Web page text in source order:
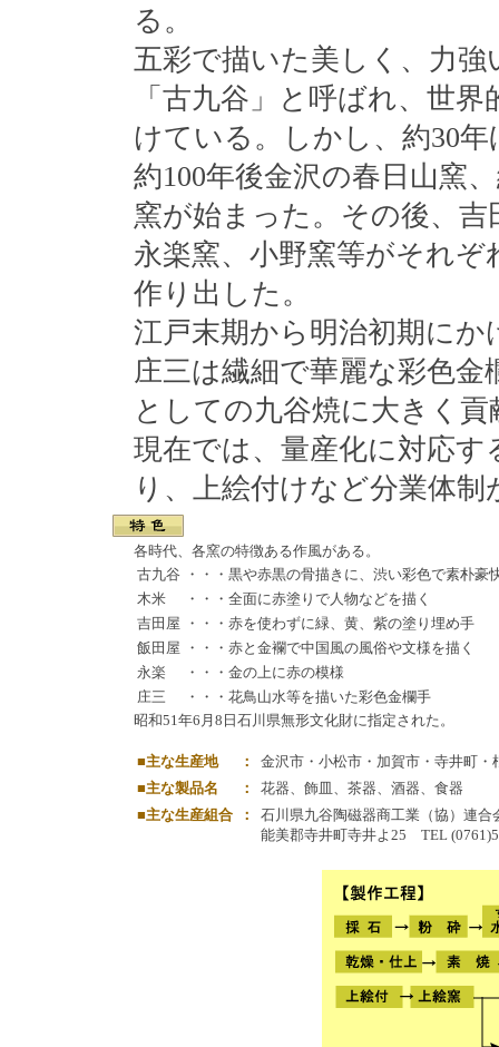
る。
五彩で描いた美しく、力強
「古九谷」と呼ばれ、世
けている。しかし、約30
約100年後金沢の春日山窯
窯が始まった。その後、吉
永楽窯、小野窯等がそれぞ
作り出した。
江戸末期から明治初期にか
庄三は繊細で華麗な彩色金
としての九谷焼に大きく貢
現在では、量産化に対応す
り、上絵付けなど分業体
各時代、各窯の特徴ある作風がある。
古九谷 ・・・黒や赤黒の骨描きに、渋い彩色で素朴豪
木米
・・・全面に赤塗りで人物などを描く
吉田屋
・・・赤を使わずに緑、黄、紫の塗り埋め手
飯田屋
・・・赤と金襴で中国風の風俗や文様を描く
永楽
・・・金の上に赤の模様
庄三
・・・花鳥山水等を描いた彩色金欄手
昭和51年6月8日石川県無形文化財に指定された。
■主な生産地 ：
金沢市・小松市・加賀市・寺井町・
■主な製品名
：
花器、飾皿、茶器、酒器、食器
■主な生産組合
：
石川県九谷陶磁器商工業（協）連合
能美郡寺井町寺井よ25 TEL